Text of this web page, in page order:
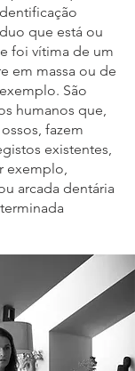
que está ou
foi vítima de um
em massa ou de
São
humanos que,
fazem
existentes,
exemplo,
arcada dentária